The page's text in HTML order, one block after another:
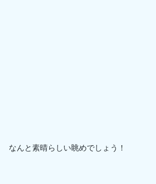
なんと素晴らしい眺めでしょう！